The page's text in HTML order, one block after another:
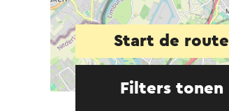
Start de route
Filters tonen